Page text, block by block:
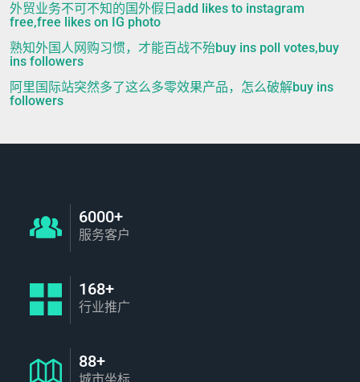
外贸业务不可不知的国外假日add likes to instagram
free,free likes on IG photo
熟知外国人网购习惯，才能百战不殆buy ins poll votes,buy
ins followers
阿里国际站突然多了这么多零效果产品，怎么破解buy ins
followers
6000+
服务客户
168+
行业推广
88+